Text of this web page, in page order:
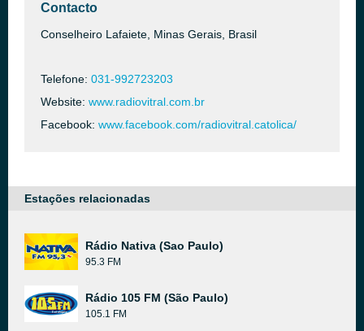
Contacto
Conselheiro Lafaiete, Minas Gerais, Brasil
Telefone: 031-992723203
Website: www.radiovitral.com.br
Facebook: www.facebook.com/radiovitral.catolica/
Estações relacionadas
Rádio Nativa (Sao Paulo)
95.3 FM
Rádio 105 FM (São Paulo)
105.1 FM